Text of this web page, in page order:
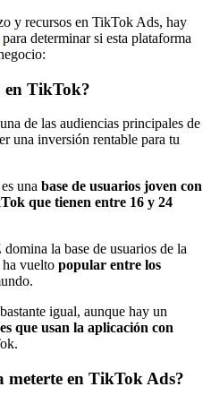
y recursos en TikTok Ads, hay
para determinar si esta plataforma
en TikTok?
de las audiencias principales de
una inversión rentable para tu
una base de usuarios joven con
que tienen entre 16 y 24
la base de usuarios de la
vuelto popular entre los
igual, aunque hay un
que usan la aplicación con
meterte en TikTok Ads?